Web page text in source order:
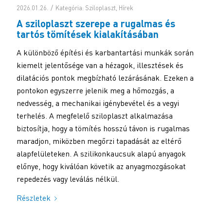
2026.01.26. / Kategória: Sziloplaszt, Hírek
A sziloplaszt szerepe a rugalmas és
tartós tömítések kialakításában
A különböző építési és karbantartási munkák során
kiemelt jelentősége van a hézagok, illesztések és
dilatációs pontok megbízható lezárásának. Ezeken a
pontokon egyszerre jelenik meg a hőmozgás, a
nedvesség, a mechanikai igénybevétel és a vegyi
terhelés. A megfelelő sziloplaszt alkalmazása
biztosítja, hogy a tömítés hosszú távon is rugalmas
maradjon, miközben megőrzi tapadását az eltérő
alapfelületeken. A szilikonkaucsuk alapú anyagok
előnye, hogy kiválóan követik az anyagmozgásokat
repedezés vagy leválás nélkül.
Részletek